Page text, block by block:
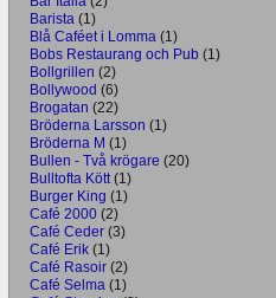
Barista (1)
Blå Caféet i Lomma (1)
Bobs Restaurang och Pub (1)
Bollgrillen (2)
Bollywood (6)
Brogatan (22)
Bröderna Larsson (1)
Bröderna M (1)
Bullen - Två krögare (20)
Bulltofta Kött (1)
Burger King (1)
Café 2000 (2)
Café Ceder (3)
Café Erik (1)
Café Rasoir (2)
Café Selma (1)